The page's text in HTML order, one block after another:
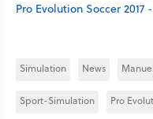
Pro Evolution Soccer 2017
Simulation News
Sport-Simulation Pro